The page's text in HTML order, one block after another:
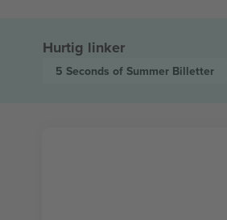
Hurtig linker
5 Seconds of Summer Billetter